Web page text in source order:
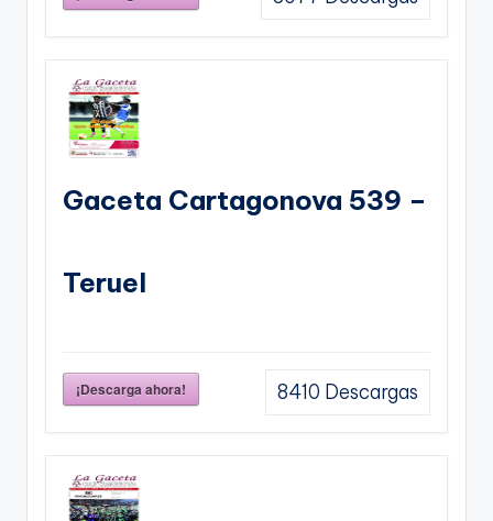
Gaceta Cartagonova 539 –
Teruel
¡Descarga ahora! 8410 Descargas